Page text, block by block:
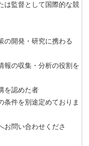
は監督として国際的な競
開発・研究に携わる
報の収集・分析の役割を
を認めた者
件を別途定めておりま
お問い合わせくださ